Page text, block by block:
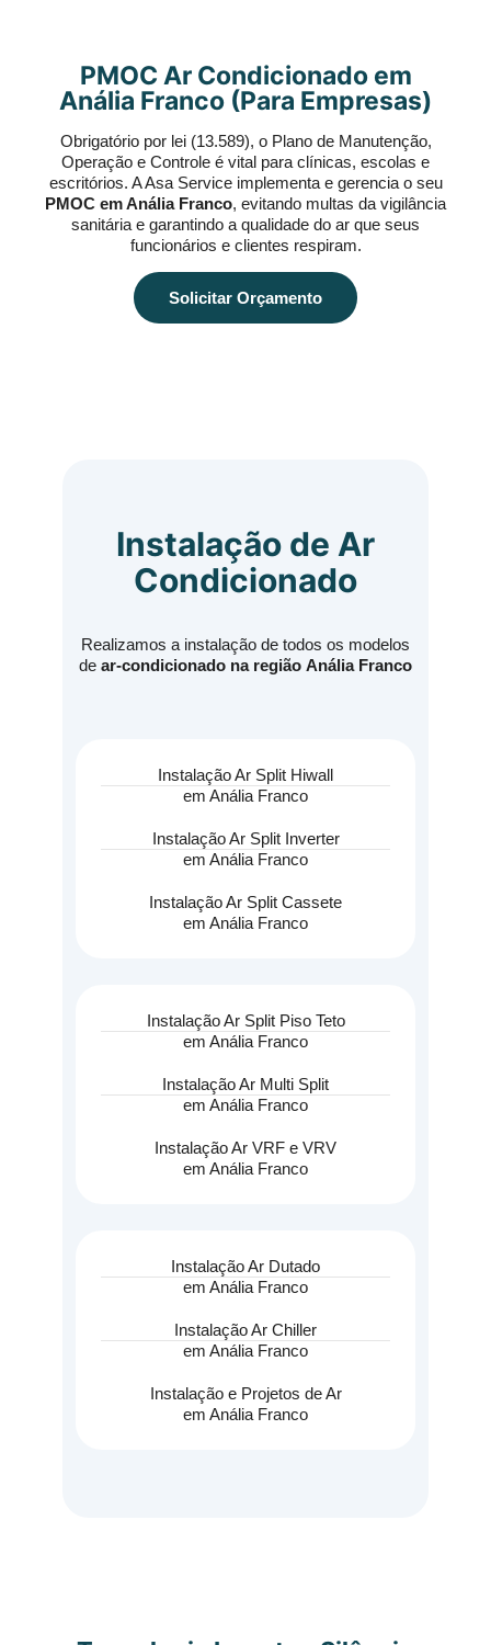
PMOC Ar Condicionado em
Anália Franco (Para Empresas)
Obrigatório por lei (13.589), o Plano de Manutenção,
Operação e Controle é vital para clínicas, escolas e
escritórios. A Asa Service implementa e gerencia o seu
PMOC em Anália Franco, evitando multas da vigilância
sanitária e garantindo a qualidade do ar que seus
funcionários e clientes respiram.
Solicitar Orçamento
Instalação de Ar
Condicionado
Realizamos a instalação de todos os modelos
de ar-condicionado na região Anália Franco
Instalação Ar Split Hiwall
em Anália Franco
Instalação Ar Split Inverter
em Anália Franco
Instalação Ar Split Cassete
em Anália Franco
Instalação Ar Split Piso Teto
em Anália Franco
Instalação Ar Multi Split
em Anália Franco
Instalação Ar VRF e VRV
em Anália Franco
Instalação Ar Dutado
em Anália Franco
Instalação Ar Chiller
em Anália Franco
Instalação e Projetos de Ar
em Anália Franco